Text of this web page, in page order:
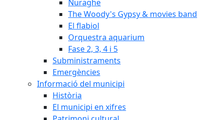
Nuraghe
The Woody's Gypsy & movies band
El flabiol
Orquestra aquarium
Fase 2, 3, 4 i 5
Subministraments
Emergències
Informació del municipi
Història
El municipi en xifres